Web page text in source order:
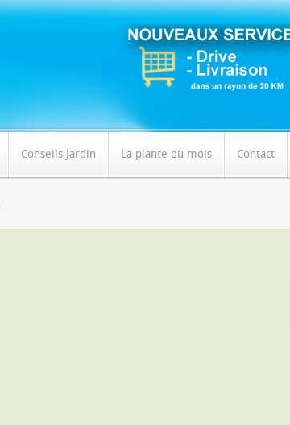
Conseils Jardin La plante du mois Contact